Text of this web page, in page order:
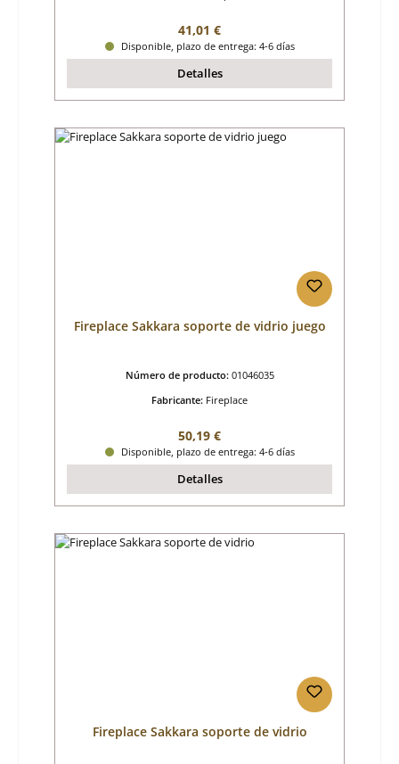
Precio normal:
41,01 €
Disponible, plazo de entrega: 4-6 días
Detalles
Fireplace Sakkara soporte de vidrio juego
Número de producto: 01046035
Fabricante: Fireplace
Precio normal:
50,19 €
Disponible, plazo de entrega: 4-6 días
Detalles
Fireplace Sakkara soporte de vidrio